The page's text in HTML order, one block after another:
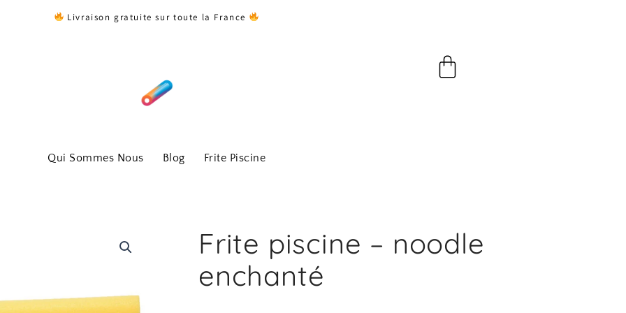
Livraison gratuite sur toute la France
Panier
Qui Sommes Nous Blog Frite Piscine
Frite piscine – noodle
enchanté